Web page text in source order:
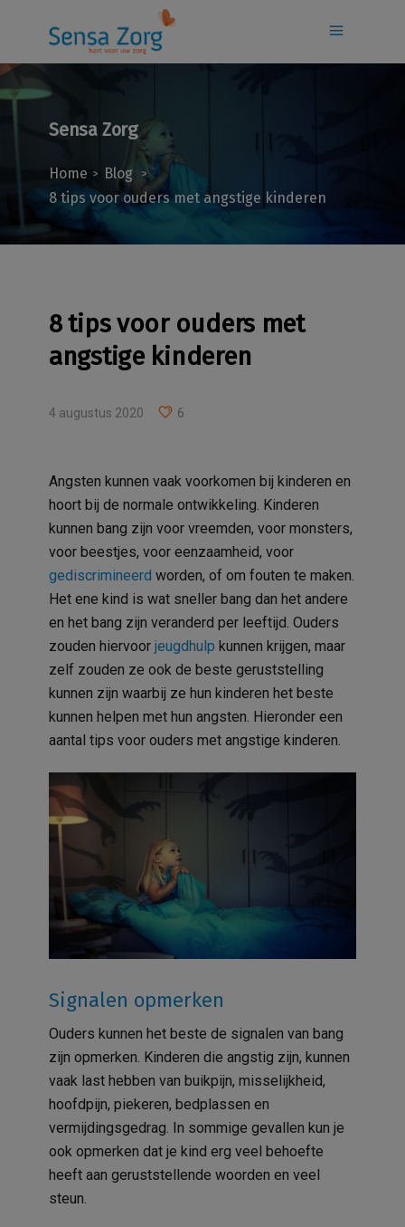
Sensa Zorg
Home > Blog >
8 tips voor ouders met angstige kinderen
8 tips voor ouders met
angstige kinderen
4 augustus 2020 6
Angsten kunnen vaak voorkomen bij kinderen en
hoort bij de normale ontwikkeling. Kinderen
kunnen bang zijn voor vreemden, voor monsters,
voor beestjes, voor eenzaamheid, voor
gediscrimineerd worden, of om fouten te maken.
Het ene kind is wat sneller bang dan het andere
en het bang zijn veranderd per leeftijd. Ouders
zouden hiervoor jeugdhulp kunnen krijgen, maar
zelf zouden ze ook de beste geruststelling
kunnen zijn waarbij ze hun kinderen het beste
kunnen helpen met hun angsten. Hieronder een
aantal tips voor ouders met angstige kinderen.
Signalen opmerken
Ouders kunnen het beste de signalen van bang
zijn opmerken. Kinderen die angstig zijn, kunnen
vaak last hebben van buikpijn, misselijkheid,
hoofdpijn, piekeren, bedplassen en
vermijdingsgedrag. In sommige gevallen kun je
ook opmerken dat je kind erg veel behoefte
heeft aan geruststellende woorden en veel
steun.